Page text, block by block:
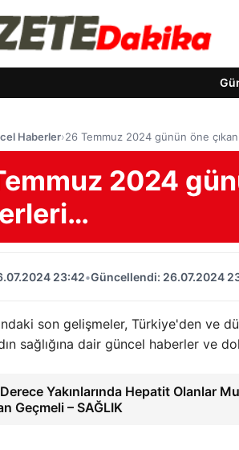
Haberler›26 Temmuz 2024 günün öne
2024
23:42•Güncellendi: 26.07.2024
son gelişmeler, Türkiye'den ve
sağlığına dair güncel haberler ve
Yakınlarında Hepatit Olanlar
Geçmeli – SAĞLIK